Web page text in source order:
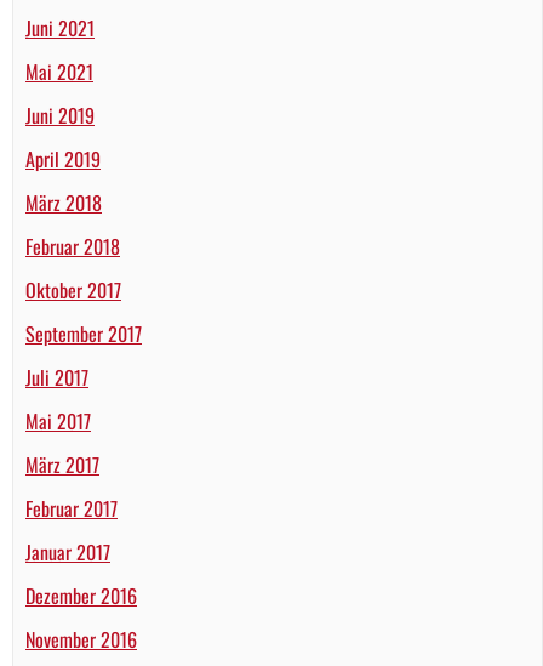
Juni 2021
Mai 2021
Juni 2019
April 2019
März 2018
Februar 2018
Oktober 2017
September 2017
Juli 2017
Mai 2017
März 2017
Februar 2017
Januar 2017
Dezember 2016
November 2016